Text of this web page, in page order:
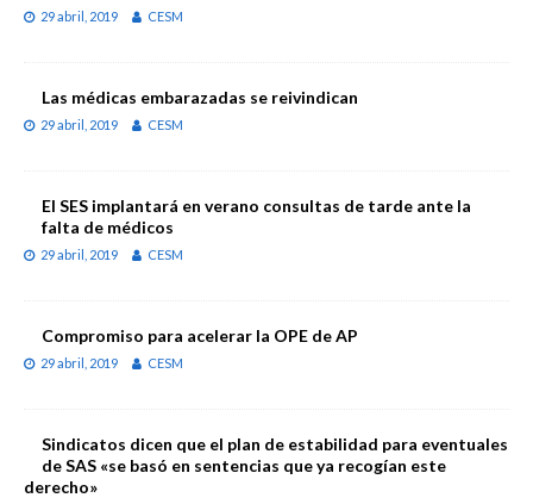
29 abril, 2019 CESM
Las médicas embarazadas se reivindican
29 abril, 2019 CESM
El SES implantará en verano consultas de tarde ante la
falta de médicos
29 abril, 2019 CESM
Compromiso para acelerar la OPE de AP
29 abril, 2019 CESM
Sindicatos dicen que el plan de estabilidad para eventuales
de SAS «se basó en sentencias que ya recogían este
derecho»